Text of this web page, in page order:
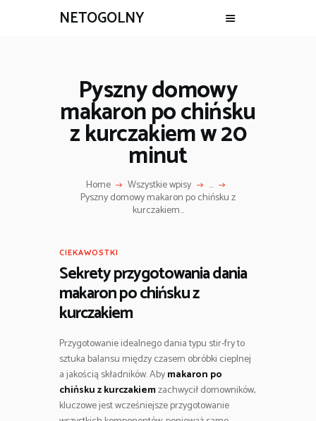
NETOGOLNY
Pyszny domowy
makaron po chińsku
z kurczakiem w 20
minut
Home Wszystkie wpisy ...
Pyszny domowy makaron po chińsku z
kurczakiem...
CIEKAWOSTKI
Sekrety przygotowania dania
makaron po chińsku z
kurczakiem
Przygotowanie idealnego dania typu stir-fry to
sztuka balansu między czasem obróbki cieplnej
a jakością składników. Abymakaron po
chińsku z kurczakiemzachwycił domowników,
kluczowe jest wcześniejsze przygotowanie